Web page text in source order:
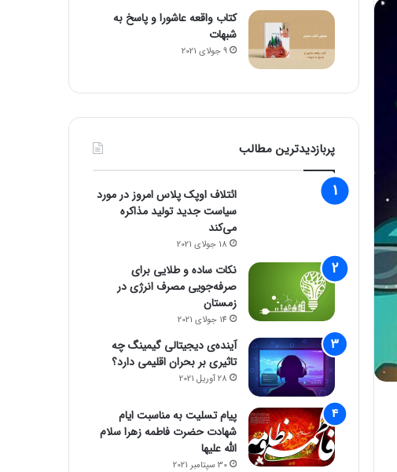
کتاب واقعه عاشورا و پاسخ به
شبهات
9 جولای 2021
پربازدیدترین مطالب
ائتلاف اوپک پلاس امروز در مورد
سیاست جدید تولید مذاکره
می‌کند
18 جولای 2021
نکات ساده و طلایی برای
صرفه‌جویی مصرف انرژی در
زمستان
14 جولای 2021
آینده‌ی دیجیتالی گیمینگ چه
تاثیری بر بحران اقلیمی دارد؟
28 آوریل 2021
پیام تسلیت به مناسبت ایام
شهادت حضرت فاطمه زهرا سلام
الله علیها
30 سپتامبر 2021